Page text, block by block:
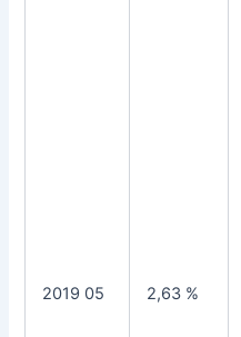
2019 05 2,63 %